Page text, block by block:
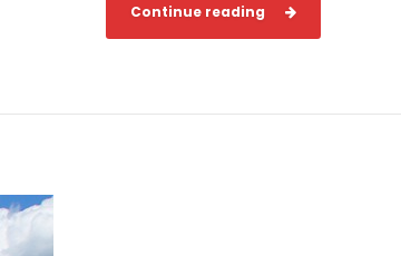
Continue reading